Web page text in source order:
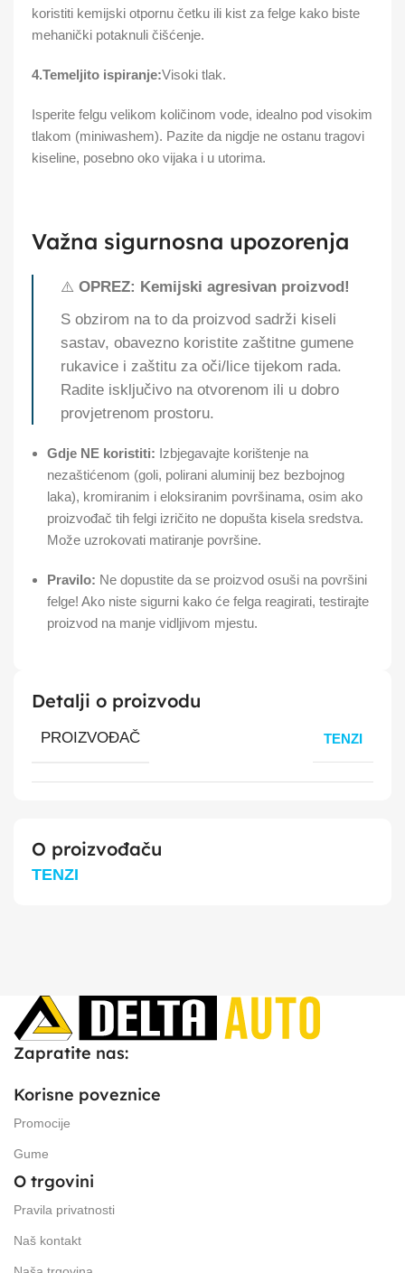
koristiti kemijski otpornu četku ili kist za felge kako biste
mehanički potaknuli čišćenje.
4.Temeljito ispiranje:Visoki tlak.
Isperite felgu velikom količinom vode, idealno pod visokim
tlakom (miniwashem). Pazite da nigdje ne ostanu tragovi
kiseline, posebno oko vijaka i u utorima.
Važna sigurnosna upozorenja
⚠️ OPREZ: Kemijski agresivan proizvod!
S obzirom na to da proizvod sadrži kiseli
sastav, obavezno koristite zaštitne gumene
rukavice i zaštitu za oči/lice tijekom rada.
Radite isključivo na otvorenom ili u dobro
provjetrenom prostoru.
Gdje NE koristiti: Izbjegavajte korištenje na
nezaštićenom (goli, polirani aluminij bez bezbojnog
laka), kromiranim i eloksiranim površinama, osim ako
proizvođač tih felgi izričito ne dopušta kisela sredstva.
Može uzrokovati matiranje površine.
Pravilo: Ne dopustite da se proizvod osuši na površini
felge! Ako niste sigurni kako će felga reagirati, testirajte
proizvod na manje vidljivom mjestu.
Detalji o proizvodu
PROIZVOĐAČ TENZI
O proizvođaču
TENZI
Zapratite nas:
Korisne poveznice
Promocije
Gume
O trgovini
Pravila privatnosti
Naš kontakt